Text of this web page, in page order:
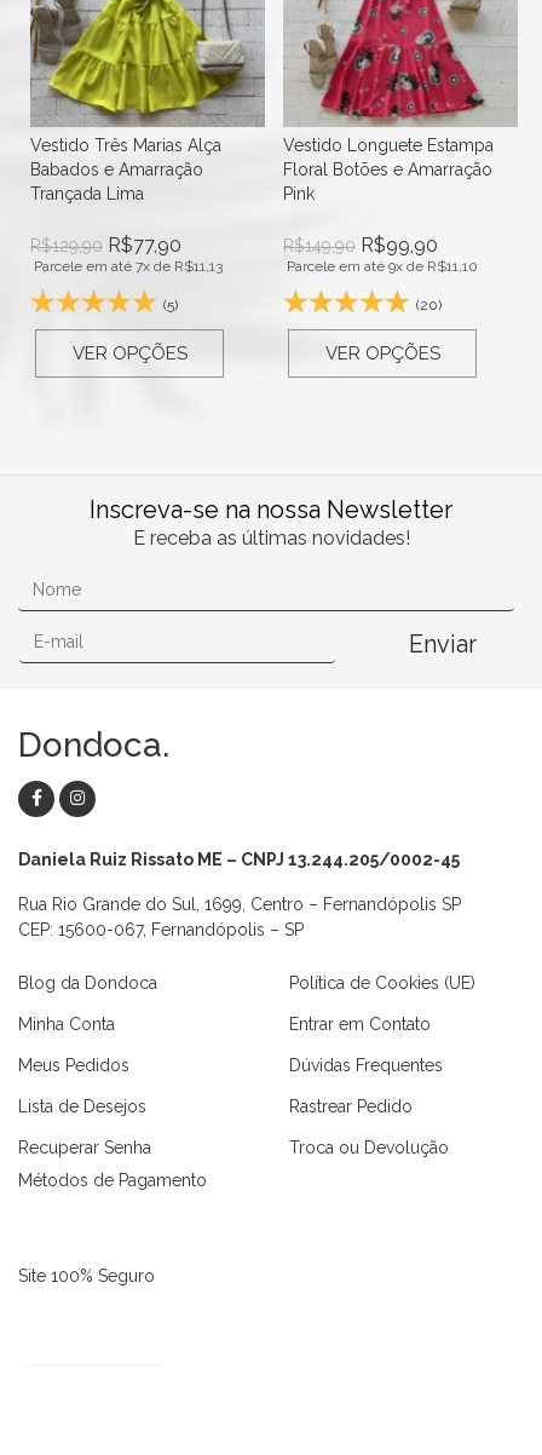
Vestido Três Marias Alça
Babados e Amarração
Trançada Lima
R$129,90 R$77,90
Parcele em até 7x de R$11,13
(5)
VER OPÇÕES
Vestido Longuete Estampa
Floral Botões e Amarração
Pink
R$149,90 R$99,90
Parcele em até 9x de R$11,10
(20)
VER OPÇÕES
Inscreva-se na nossa Newsletter
E receba as últimas novidades!
Enviar
Dondoca.
Daniela Ruiz Rissato ME – CNPJ 13.244.205/0002-45
Rua Rio Grande do Sul, 1699, Centro – Fernandópolis SP
CEP: 15600-067, Fernandópolis – SP
Blog da Dondoca
Minha Conta
Meus Pedidos
Lista de Desejos
Recuperar Senha
Política de Cookies (UE)
Entrar em Contato
Dúvidas Frequentes
Rastrear Pedido
Troca ou Devolução
Métodos de Pagamento
Site 100% Seguro